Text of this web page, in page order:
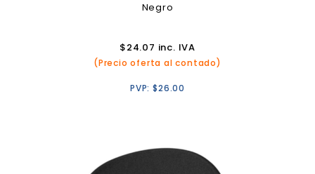
Negro
$24.07 inc. IVA
(Precio oferta al contado)
PVP:$26.00